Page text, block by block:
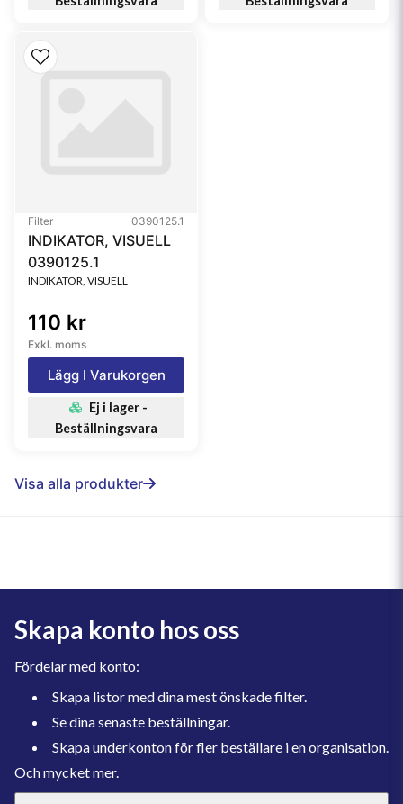
Filter 0390125.1
INDIKATOR, VISUELL
0390125.1
INDIKATOR, VISUELL
110 kr
Exkl. moms
Lägg I Varukorgen
Ej i lager -
Beställningsvara
Visa alla produkter
Skapa konto hos oss
Fördelar med konto:
Skapa listor med dina mest önskade filter.
Se dina senaste beställningar.
Skapa underkonton för fler beställare i en organisation.
Och mycket mer.